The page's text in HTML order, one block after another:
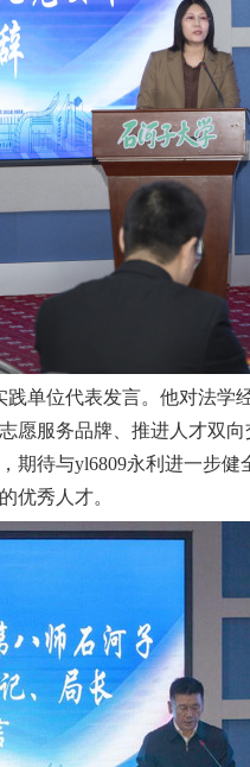
单位代表发言。他对法学
愿服务品牌、推进人才双
待与yl6809永利进一步健
优秀人才。